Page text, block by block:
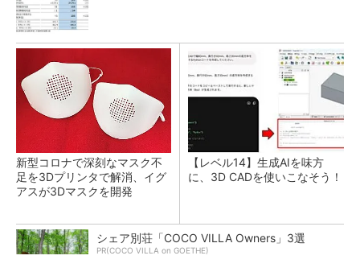
新型コロナで深刻なマスク不
足を3Dプリンタで解消、イグ
アスが3Dマスクを開発
【レベル14】生成AIを味方
に、3D CADを使いこなそう！
シェア別荘「COCO VILLA Owners」3選
PR(COCO VILLA on GOETHE)